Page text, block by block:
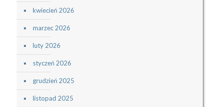
kwiecień 2026
marzec 2026
luty 2026
styczeń 2026
grudzień 2025
listopad 2025